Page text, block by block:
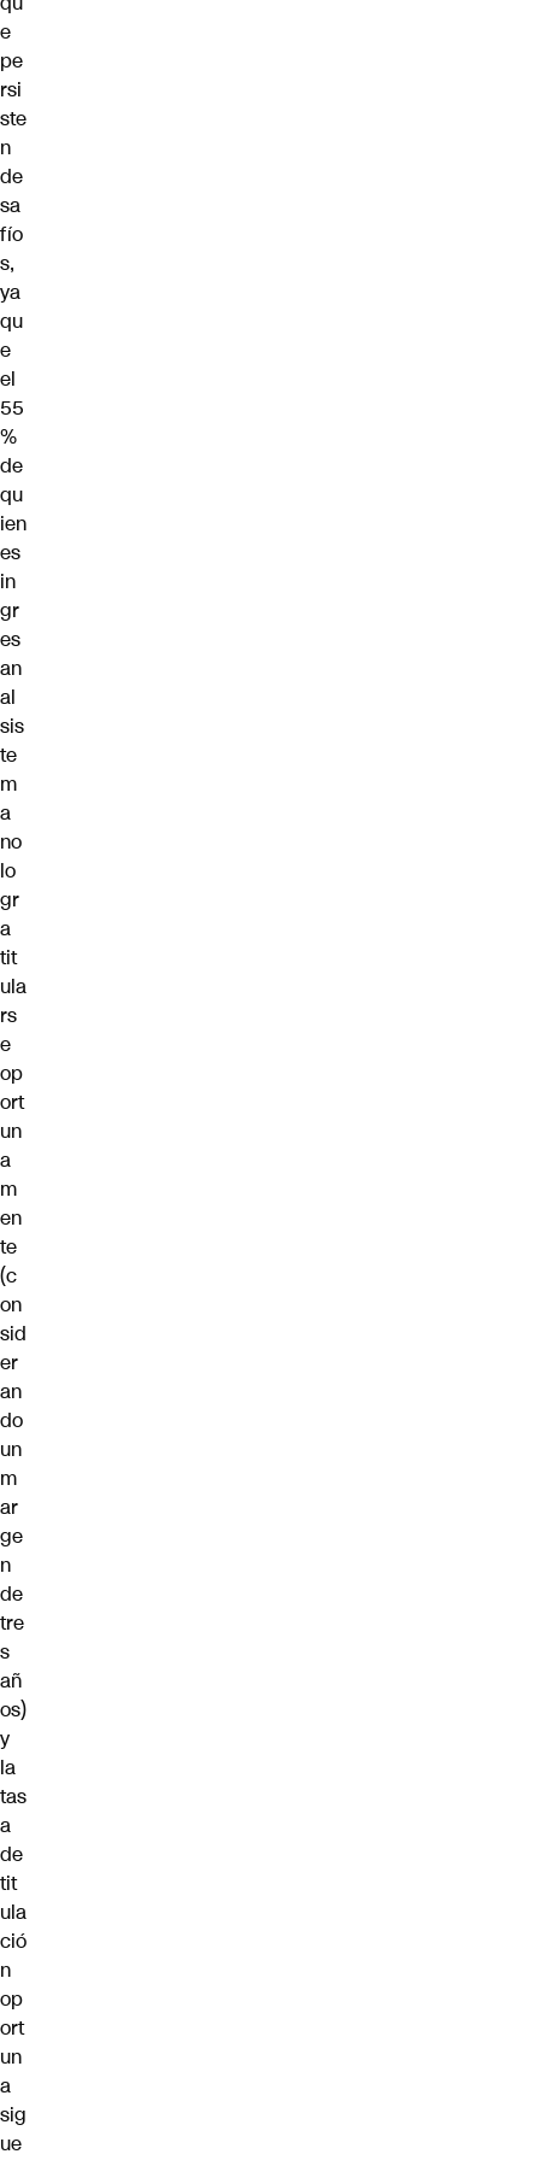
e
pe
rsi
ste
n
de
sa
fío
s,
ya
qu
e
el
55
%
de
qu
ien
es
in
gr
es
an
al
sis
te
m
a
no
lo
gr
a
tit
ula
rs
e
op
ort
un
a
m
en
te
(c
on
sid
er
an
do
un
m
ar
ge
n
de
tre
s
añ
os)
y
la
tas
a
de
tit
ula
ció
n
op
ort
un
a
sig
ue